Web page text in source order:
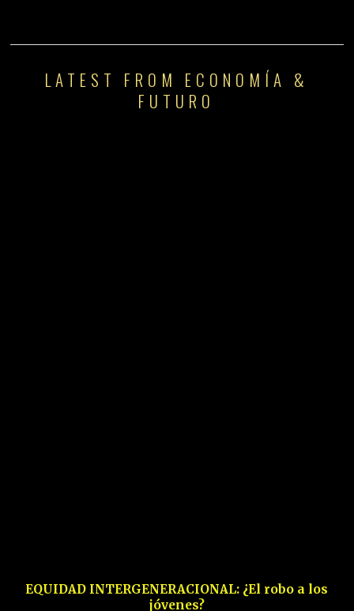
LATEST FROM ECONOMÍA &
FUTURO
EQUIDAD INTERGENERACIONAL: ¿El robo a los
jóvenes?